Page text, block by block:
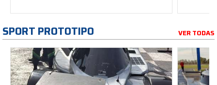
SPORT PROTOTIPO VER TODAS